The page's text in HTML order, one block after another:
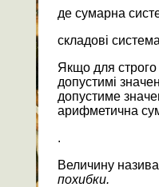
де сумарна
складові
Якщо для строго
допустимі
допустиме
арифметична
.
Величину
похибки.